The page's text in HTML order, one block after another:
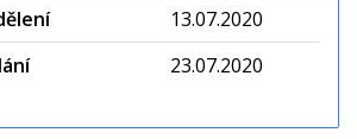
13.07.2020
23.07.2020